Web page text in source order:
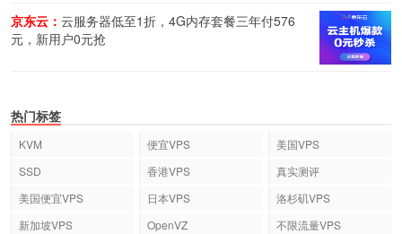
京东云： 云服务器低至1折，4G内存套餐三年付576
元，新用户0元抢
热门标签
KVM 便宜VPS
美国VPS
SSD
香港VPS
真实测评
美国便宜VPS
日本VPS
洛杉矶VPS
新加坡VPS
OpenVZ
不限流量VPS